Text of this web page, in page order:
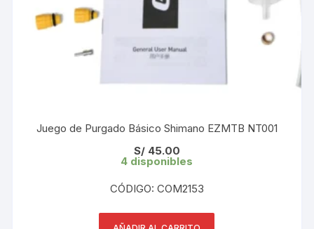
Juego de Purgado Básico Shimano EZMTB NT001
S/45.00
4 disponibles
CÓDIGO: COM2153